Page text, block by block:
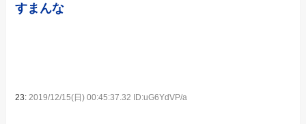
すまんな
23:2019/12/15(日) 00:45:37.32 ID:uG6YdVP/a